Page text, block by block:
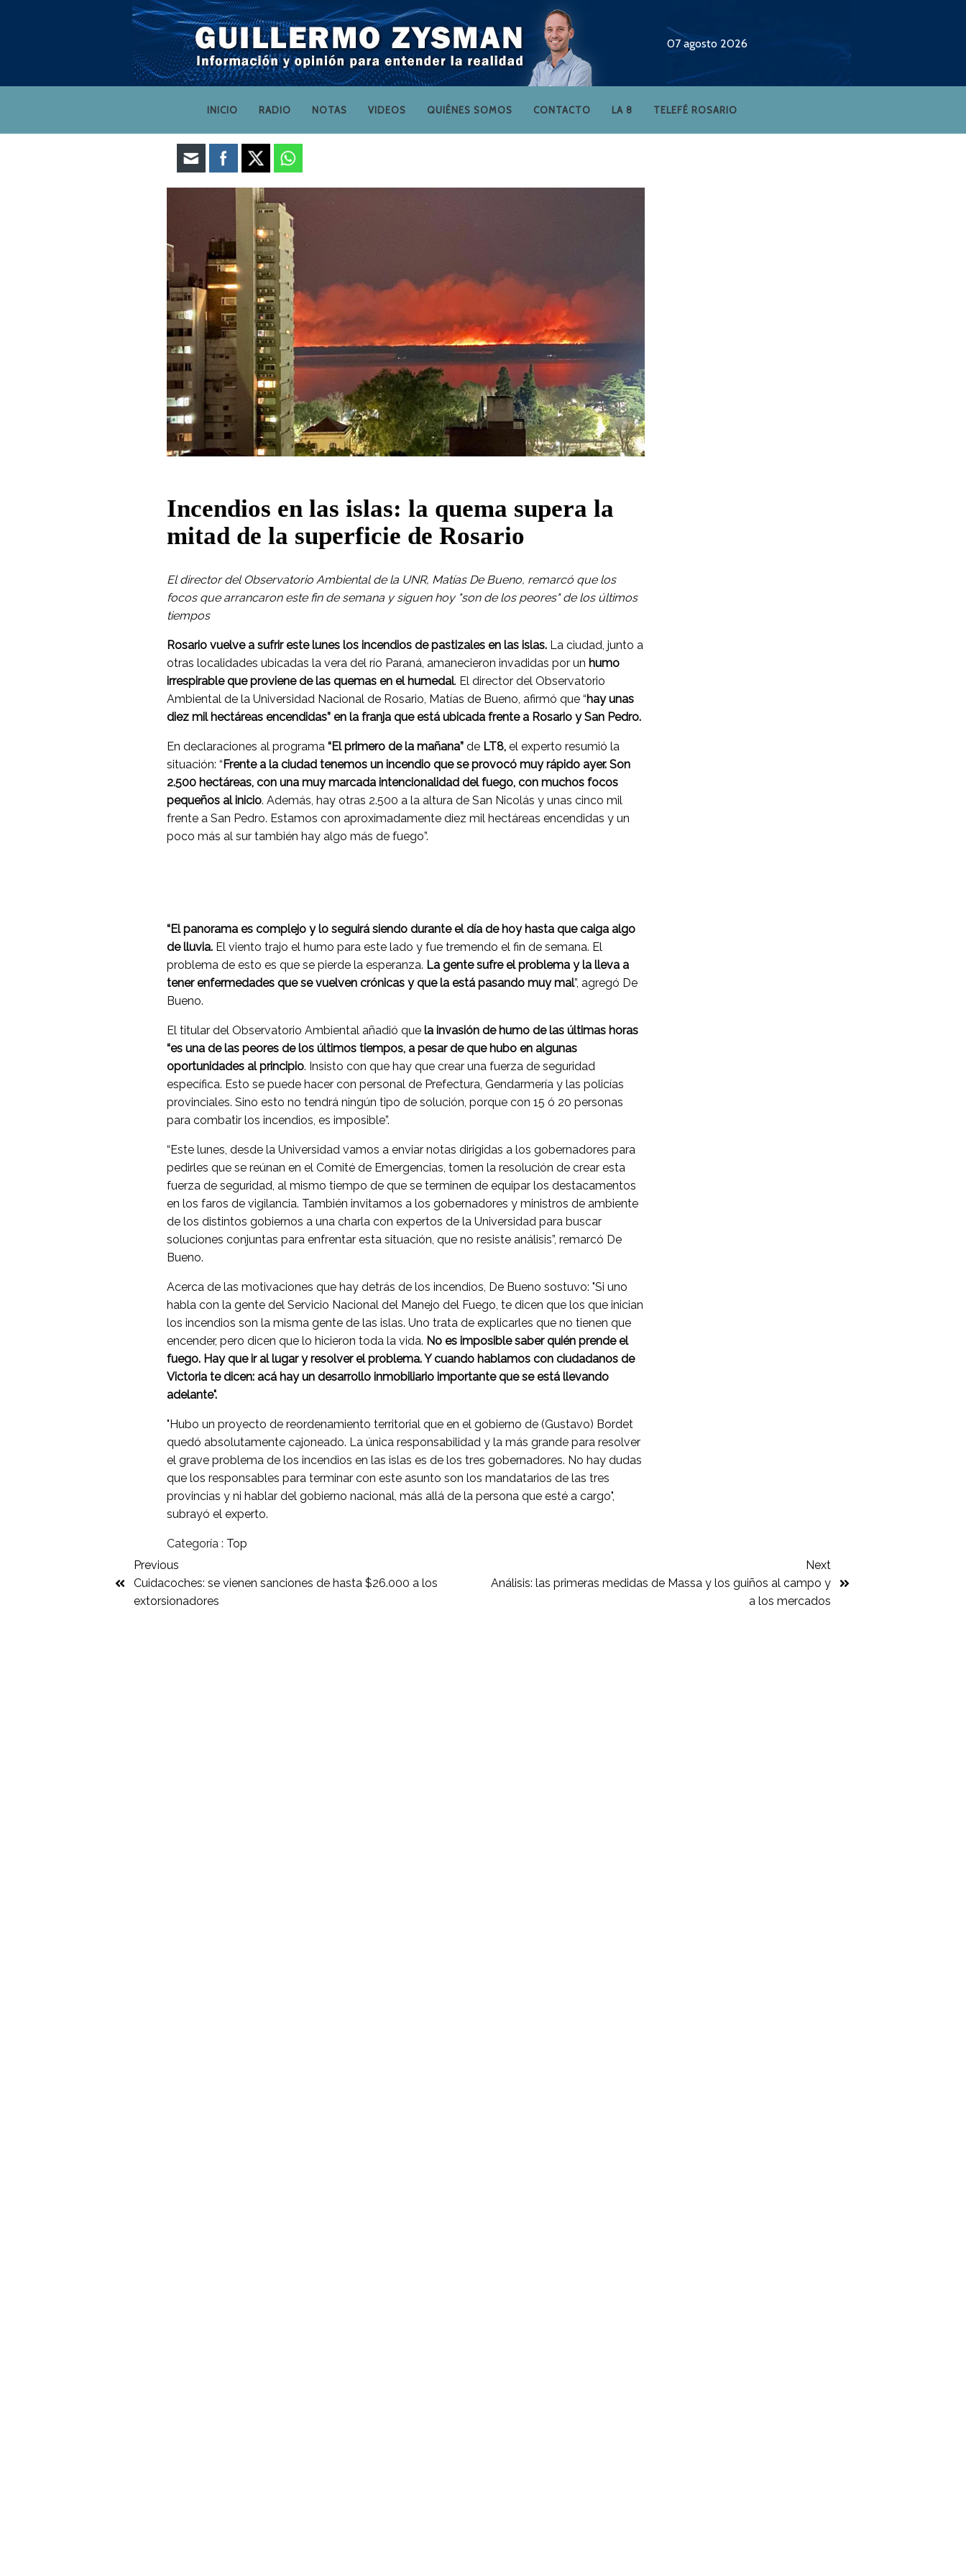
07 agosto 2026
INICIO RADIO NOTAS VIDEOS QUIÉNES SOMOS CONTACTO LA 8 TELEFÉ ROSARIO
Incendios en las islas: la quema supera la
mitad de la superficie de Rosario
El director del Observatorio Ambiental de la UNR, Matías De Bueno, remarcó que los
focos que arrancaron este fin de semana y siguen hoy "son de los peores" de los últimos
tiempos
Rosario vuelve a sufrir este lunes los incendios de pastizales en las islas. La ciudad, junto a
otras localidades ubicadas la vera del río Paraná, amanecieron invadidas por un humo
irrespirable que proviene de las quemas en el humedal. El director del Observatorio
Ambiental de la Universidad Nacional de Rosario, Matías de Bueno, afirmó que “hay unas
diez mil hectáreas encendidas” en la franja que está ubicada frente a Rosario y San Pedro.
En declaraciones al programa “El primero de la mañana” de LT8, el experto resumió la
situación: “ Frente a la ciudad tenemos un incendio que se provocó muy rápido ayer. Son
2.500 hectáreas, con una muy marcada intencionalidad del fuego, con muchos focos
pequeños al inicio. Además, hay otras 2.500 a la altura de San Nicolás y unas cinco mil
frente a San Pedro. Estamos con aproximadamente diez mil hectáreas encendidas y un
poco más al sur también hay algo más de fuego”.
“El panorama es complejo y lo seguirá siendo durante el día de hoy hasta que caiga algo
de lluvia. El viento trajo el humo para este lado y fue tremendo el fin de semana. El
problema de esto es que se pierde la esperanza. La gente sufre el problema y la lleva a
tener enfermedades que se vuelven crónicas y que la está pasando muy mal”, agregó De
Bueno.
El titular del Observatorio Ambiental añadió que la invasión de humo de las últimas horas
“es una de las peores de los últimos tiempos, a pesar de que hubo en algunas
oportunidades al principio. Insisto con que hay que crear una fuerza de seguridad
específica. Esto se puede hacer con personal de Prefectura, Gendarmería y las policías
provinciales. Sino esto no tendrá ningún tipo de solución, porque con 15 ó 20 personas
para combatir los incendios, es imposible”.
“Este lunes, desde la Universidad vamos a enviar notas dirigidas a los gobernadores para
pedirles que se reúnan en el Comité de Emergencias, tomen la resolución de crear esta
fuerza de seguridad, al mismo tiempo de que se terminen de equipar los destacamentos
en los faros de vigilancia. También invitamos a los gobernadores y ministros de ambiente
de los distintos gobiernos a una charla con expertos de la Universidad para buscar
soluciones conjuntas para enfrentar esta situación, que no resiste análisis”, remarcó De
Bueno.
Acerca de las motivaciones que hay detrás de los incendios, De Bueno sostuvo: "Si uno
habla con la gente del Servicio Nacional del Manejo del Fuego, te dicen que los que inician
los incendios son la misma gente de las islas. Uno trata de explicarles que no tienen que
encender, pero dicen que lo hicieron toda la vida. No es imposible saber quién prende el
fuego. Hay que ir al lugar y resolver el problema. Y cuando hablamos con ciudadanos de
Victoria te dicen: acá hay un desarrollo inmobiliario importante que se está llevando
adelante".
"Hubo un proyecto de reordenamiento territorial que en el gobierno de (Gustavo) Bordet
quedó absolutamente cajoneado. La única responsabilidad y la más grande para resolver
el grave problema de los incendios en las islas es de los tres gobernadores. No hay dudas
que los responsables para terminar con este asunto son los mandatarios de las tres
provincias y ni hablar del gobierno nacional, más allá de la persona que esté a cargo",
subrayó el experto.
Categoría : Top
Previous
Cuidacoches: se vienen sanciones de hasta $26.000 a los
extorsionadores
Next
Análisis: las primeras medidas de Massa y los guiños al campo y
a los mercados